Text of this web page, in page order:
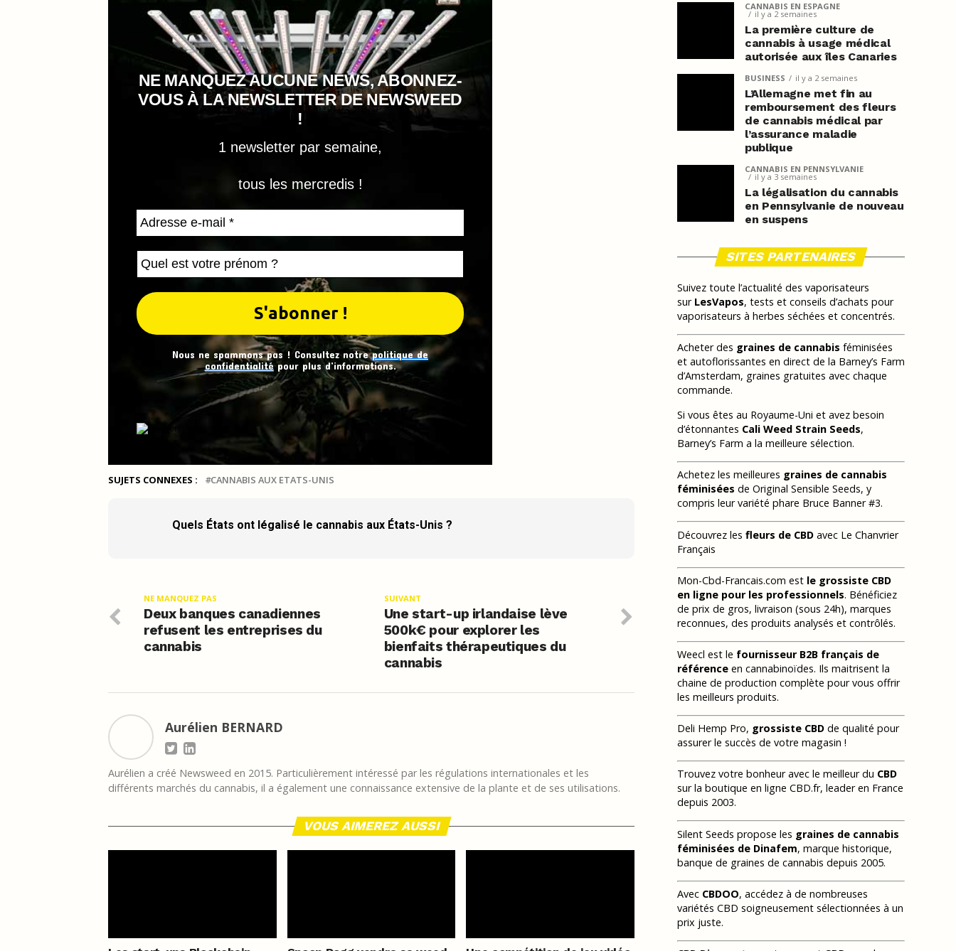
NE MANQUEZ AUCUNE NEWS, ABONNEZ-
VOUS À LA NEWSLETTER DE NEWSWEED
!
1 newsletter par semaine,
tous les mercredis !
Nous ne spammons pas ! Consultez notrepolitique de
confidentialitépour plus d’informations.
SUJETS CONNEXES : CANNABIS AUX ETATS-UNIS
Quels États ont légalisé le cannabis aux États-Unis ?
SUIVANT
Une start-up irlandaise lève
500k€ pour explorer les
bienfaits thérapeutiques du
cannabis
NE MANQUEZ PAS
Deux banques canadiennes
refusent les entreprises du
cannabis
Aurélien BERNARD
Aurélien a créé Newsweed en 2015. Particulièrement intéressé par les régulations internationales et les
différents marchés du cannabis, il a également une connaissance extensive de la plante et de ses utilisations.
VOUS AIMEREZ AUSSI
CANNABIS EN ESPAGNE
il y a 2 semaines
La première culture de
cannabis à usage médical
autorisée aux îles Canaries
BUSINESS il y a 2 semaines
L’Allemagne met fin au
remboursement des fleurs
de cannabis médical par
l’assurance maladie
publique
CANNABIS EN PENNSYLVANIE
il y a 3 semaines
La légalisation du cannabis
en Pennsylvanie de nouveau
en suspens
SITES PARTENAIRES
Suivez toute l’actualité des vaporisateurs
sur LesVapos, tests et conseils d’achats pour
vaporisateurs à herbes séchées et concentrés.
Acheter des graines de cannabis féminisées
et autoflorissantes en direct de la Barney’s Farm
d’Amsterdam, graines gratuites avec chaque
commande.
Si vous êtes au Royaume-Uni et avez besoin
d’étonnantes Cali Weed Strain Seeds,
Barney’s Farm a la meilleure sélection.
Achetez les meilleures graines de cannabis
féminisées de Original Sensible Seeds, y
compris leur variété phare Bruce Banner #3.
Découvrez les fleurs de CBD avec Le Chanvrier
Français
Mon-Cbd-Francais.com est le grossiste CBD
en ligne pour les professionnels. Bénéficiez
de prix de gros, livraison (sous 24h), marques
reconnues, des produits analysés et contrôlés.
Weecl est le fournisseur B2B français de
référence en cannabinoïdes. Ils maitrisent la
chaine de production complète pour vous offrir
les meilleurs produits.
Deli Hemp Pro, grossiste CBD de qualité pour
assurer le succès de votre magasin !
Trouvez votre bonheur avec le meilleur du CBD
sur la boutique en ligne CBD.fr, leader en France
depuis 2003.
Silent Seeds propose les graines de cannabis
féminisées de Dinafem, marque historique,
banque de graines de cannabis depuis 2005.
Avec CBDOO, accédez à de nombreuses
variétés CBD soigneusement sélectionnées à un
prix juste.